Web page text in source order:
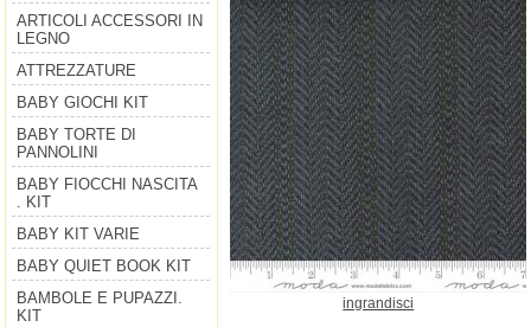
ARTICOLI ACCESSORI IN
LEGNO
ATTREZZATURE
BABY GIOCHI KIT
BABY TORTE DI
PANNOLINI
BABY FIOCCHI NASCITA
. KIT
BABY KIT VARIE
BABY QUIET BOOK KIT
BAMBOLE E PUPAZZI.
KIT
ingrandisci